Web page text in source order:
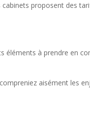
cabinets proposent des
éléments à prendre en
aisément les